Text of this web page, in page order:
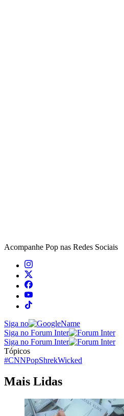
Acompanhe Pop nas Redes Sociais
Siga no
Siga no Forum Inter
Siga no Forum Inter
Tópicos
#CNNPopShrekWicked
Mais Lidas